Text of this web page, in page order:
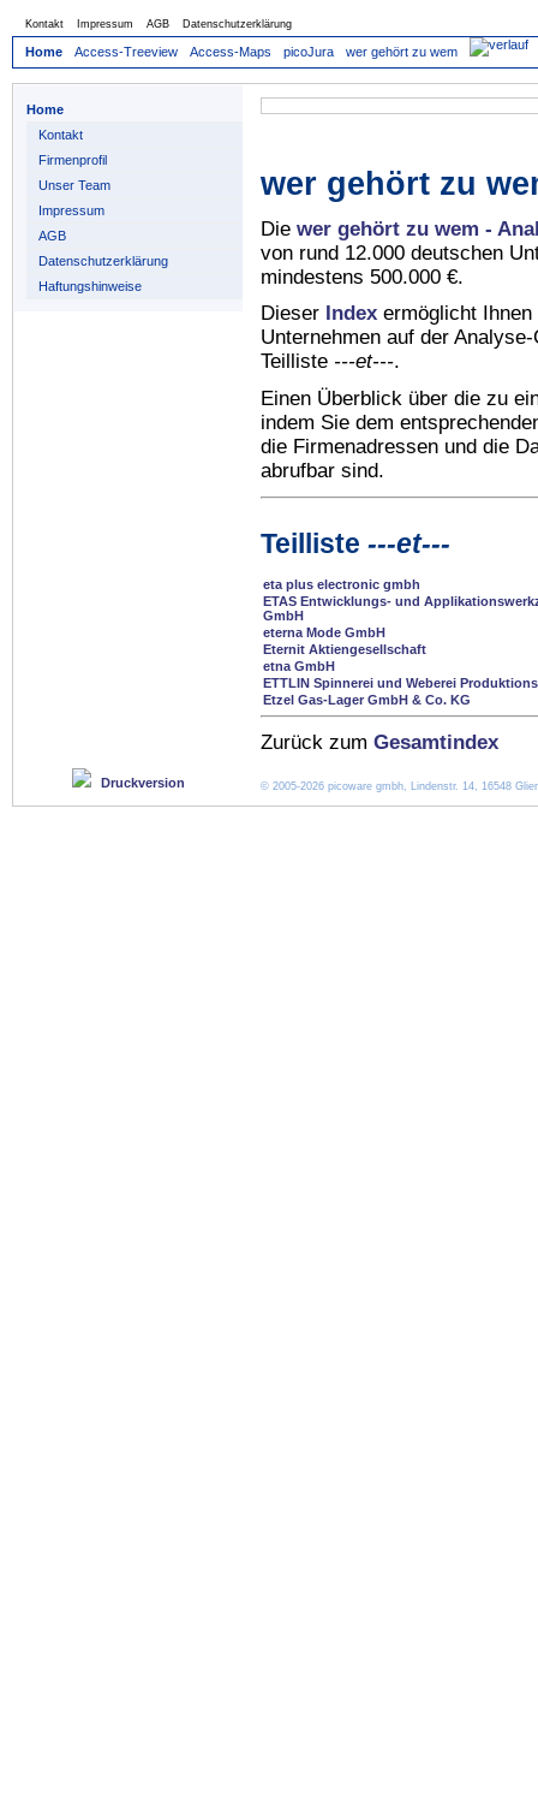
Kontakt Impressum AGB Datenschutzerklärung
Home Access-Treeview Access-Maps picoJura wer gehört zu wem
Home
Kontakt
Firmenprofil
Unser Team
Impressum
AGB
Datenschutzerklärung
Haftungshinweise
wer gehört zu
Die wer gehört zu wem -
von rund 12.000 deutschen
mindestens 500.000 €.
Dieser Index ermöglicht
Unternehmen auf der
Teilliste ---et---.
Einen Überblick über die zu
indem Sie dem
die Firmenadressen und die
abrufbar sind.
Teilliste ---et---
eta plus electronic gmbh
ETAS Entwicklungs- und
GmbH
eterna Mode GmbH
Eternit Aktiengesellschaft
etna GmbH
ETTLIN Spinnerei und Weberei
Etzel Gas-Lager GmbH & Co. KG
Zurück zum Gesamtindex
Druckversion © 2005-2026 picoware gmbh, Lindenstr. 14, 16548